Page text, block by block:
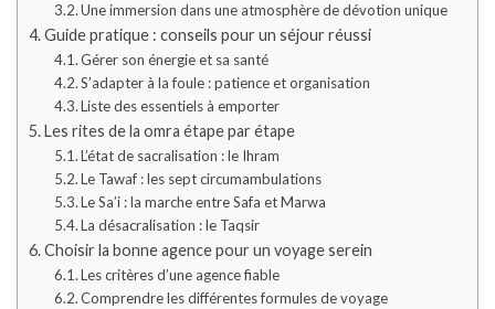
Une immersion dans une atmosphère de dévotion unique
Guide pratique : conseils pour un séjour réussi
Gérer son énergie et sa santé
S’adapter à la foule : patience et organisation
Liste des essentiels à emporter
Les rites de la omra étape par étape
L’état de sacralisation : le Ihram
Le Tawaf : les sept circumambulations
Le Sa’i : la marche entre Safa et Marwa
La désacralisation : le Taqsir
Choisir la bonne agence pour un voyage serein
Les critères d’une agence fiable
Comprendre les différentes formules de voyage